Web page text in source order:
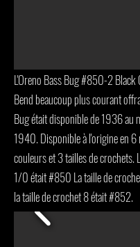
L'Oreno Bass Bug #850-2 Black
Bend beaucoup plus courant
Bug était disponible de 1936 au
1940. Disponible à l'origine en 6
couleurs et 3 tailles de crochets.
1/0 était #850 La taille de
la taille de crochet 8 était #852.